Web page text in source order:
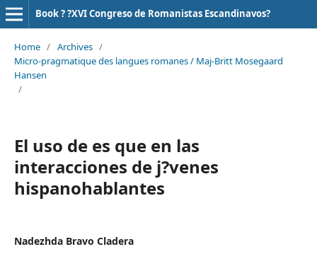
Book ? ?XVI Congreso de Romanistas Escandinavos?
Home / Archives /
Micro-pragmatique des langues romanes / Maj-Britt Mosegaard
Hansen
/
El uso de es que en las
interacciones de j?venes
hispanohablantes
Nadezhda Bravo Cladera